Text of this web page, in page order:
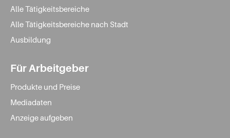
Alle Tätigkeitsbereiche
Alle Tätigkeitsbereiche nach Stadt
Ausbildung
Für Arbeitgeber
Produkte und Preise
Mediadaten
Anzeige aufgeben